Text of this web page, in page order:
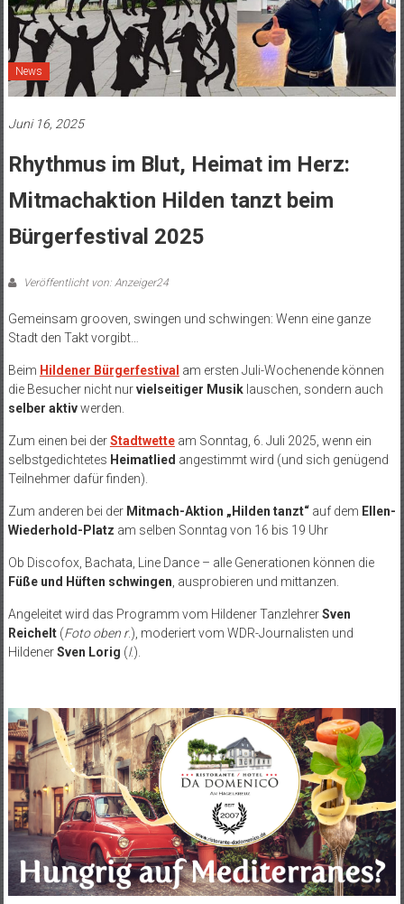
News
Juni 16, 2025
Rhythmus im Blut, Heimat im Herz:
Mitmachaktion Hilden tanzt beim
Bürgerfestival 2025
Veröffentlicht von: Anzeiger24
Gemeinsam grooven, swingen und schwingen: Wenn eine ganze
Stadt den Takt vorgibt…
Beim Hildener Bürgerfestival am ersten Juli-Wochenende können
die Besucher nicht nurvielseitiger Musiklauschen, sondern auch
selber aktivwerden.
Zum einen bei derStadtwetteam Sonntag, 6. Juli 2025, wenn ein
selbstgedichtetes Heimatlied angestimmt wird (und sich genügend
Teilnehmer dafür finden).
Zum anderen bei der Mitmach-Aktion „Hilden tanzt“auf dem Ellen-
Wiederhold-Platz am selben Sonntag von 16 bis 19 Uhr
Ob Discofox, Bachata, Line Dance – alle Generationen können die
Füße und Hüften schwingen, ausprobieren und mittanzen.
Angeleitet wird das Programm vom Hildener TanzlehrerSven
Reichelt(Foto oben r.), moderiert vom WDR-Journalisten und
HildenerSven Lorig (l.).